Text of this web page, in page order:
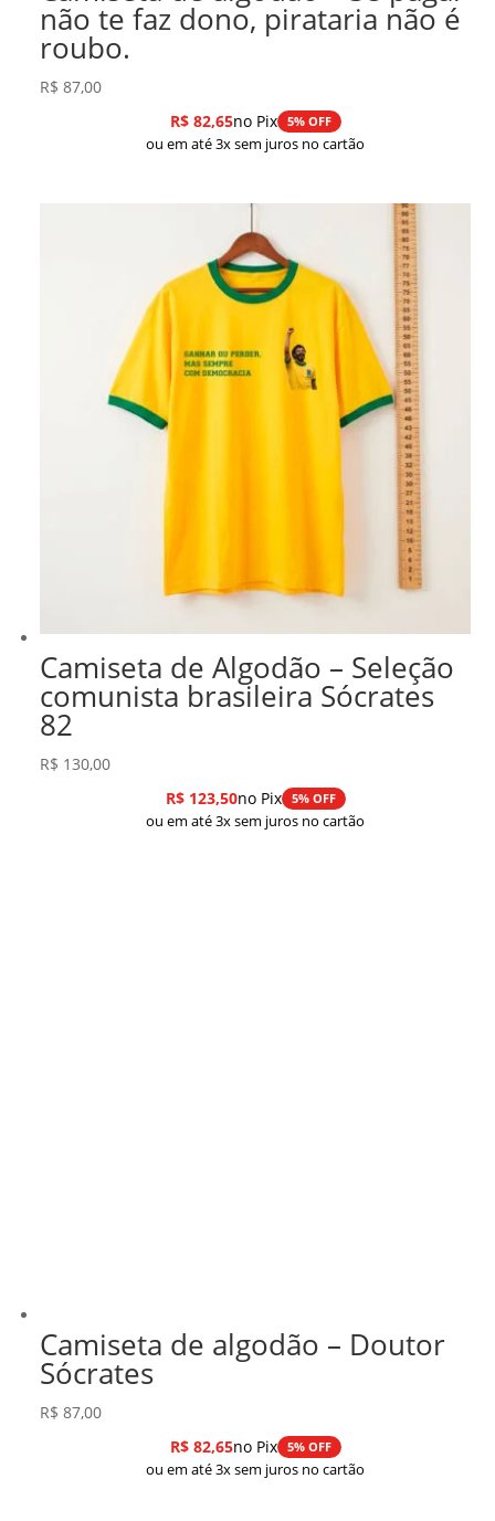
não te faz dono, pirataria não é
roubo.
R$ 87,00
R$82,65no Pix 5% OFF
ou em até 3x sem juros no cartão
Camiseta de Algodão – Seleção
comunista brasileira Sócrates
82
R$ 130,00
R$123,50no Pix 5% OFF
ou em até 3x sem juros no cartão
Camiseta de algodão – Doutor
Sócrates
R$ 87,00
R$82,65no Pix 5% OFF
ou em até 3x sem juros no cartão